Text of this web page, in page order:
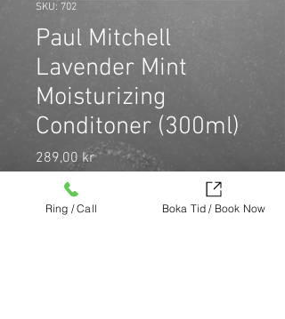
SKU: 702
Paul Mitchell
Lavender Mint
Moisturizing
Conditoner (300ml)
289,00 krPris
*
Ring / Call Boka Tid / Book Now